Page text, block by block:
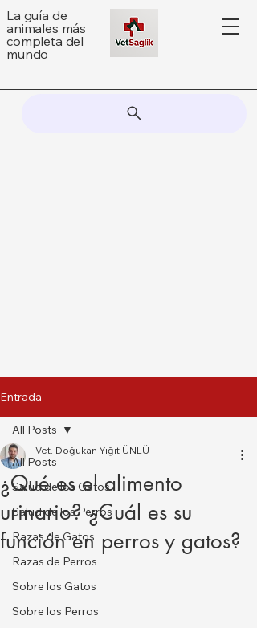
La guía de
animales más
completa del
mundo
Entrada
All Posts
Salud de los Gatos
Salud de los Perros
Razas de Gatos
Razas de Perros
Sobre los Gatos
Sobre los Perros
All Posts
¿Qué es el alimento
urinario? ¿Cuál es su
función en perros y gatos?
Vet. Doğukan Yiğit ÜNLÜ